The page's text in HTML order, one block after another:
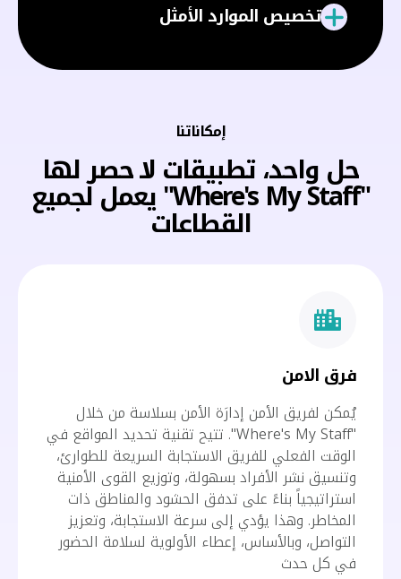
تخصيص الموارد الأمثل
إمكاناتنا
حل واحد، تطبيقات لا حصر لها
"Where's My Staff" يعمل لجميع
القطاعات
فرق الامن
يُمكن لفريق الأمن إدارَة الأمن بسلاسة من خلال
"Where's My Staff". تتيح تقنية تحديد المواقع في
الوقت الفعلي للفريق الاستجابة السريعة للطوارئ،
وتنسيق نشر الأفراد بسهولة، وتوزيع القوى الأمنية
استراتيجياً بناءً على تدفق الحشود والمناطق ذات
المخاطر. وهذا يؤدي إلى سرعة الاستجابة، وتعزيز
التواصل، وبالأساس، إعطاء الأولوية لسلامة الحضور
في كل حدث